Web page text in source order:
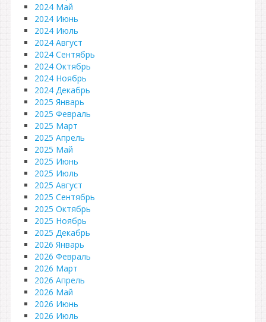
2024 Май
2024 Июнь
2024 Июль
2024 Август
2024 Сентябрь
2024 Октябрь
2024 Ноябрь
2024 Декабрь
2025 Январь
2025 Февраль
2025 Март
2025 Апрель
2025 Май
2025 Июнь
2025 Июль
2025 Август
2025 Сентябрь
2025 Октябрь
2025 Ноябрь
2025 Декабрь
2026 Январь
2026 Февраль
2026 Март
2026 Апрель
2026 Май
2026 Июнь
2026 Июль